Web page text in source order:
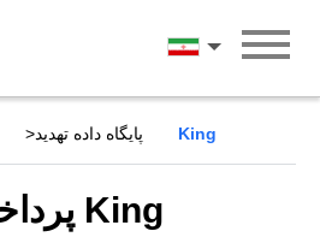
فارسی
پایگاه داده تهدید پرداخت‌ها باج‌افزار King
پرداخت‌ها باج‌افزار King